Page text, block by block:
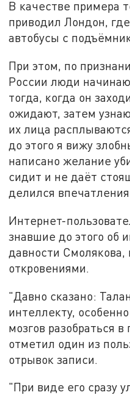
В качестве примера
приводил Лондон,
автобусы с
При этом, по
России люди
тогда, когда он
ожидают, затем
их лица
до этого я вижу
написано желание
сидит и не даёт
делился
Интернет-
знавшие до этого об
давности Смолякова,
откровениями.
"Давно сказано:
интеллекту,
мозгов разобраться
отметил один из
отрывок записи.
"При виде его сразу